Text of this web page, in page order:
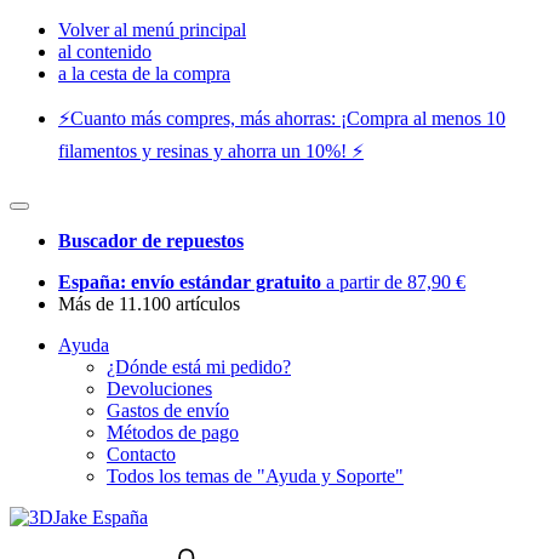
Volver al menú principal
al contenido
a la cesta de la compra
⚡️Cuanto más compres, más ahorras: ¡Compra al menos 10
filamentos y resinas y ahorra un 10%! ⚡️
Buscador de repuestos
España: envío estándar gratuito a partir de 87,90 €
Más de 11.100 artículos
Ayuda
¿Dónde está mi pedido?
Devoluciones
Gastos de envío
Métodos de pago
Contacto
Todos los temas de "Ayuda y Soporte"